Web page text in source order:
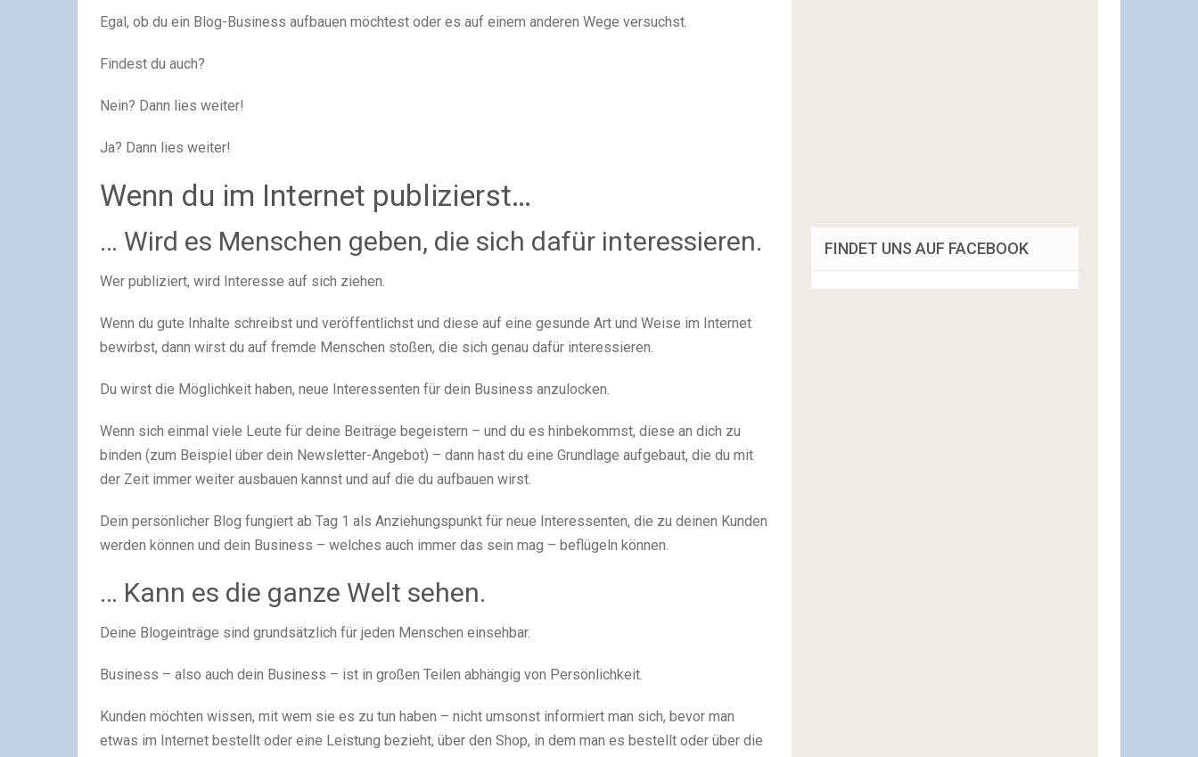
Egal, ob du ein Blog-Business aufbauen möchtest oder es auf einem anderen Wege versuchst.
Findest du auch?
Nein? Dann lies weiter!
Ja? Dann lies weiter!
Wenn du im Internet publizierst…
… Wird es Menschen geben, die sich dafür interessieren.
Wer publiziert, wird Interesse auf sich ziehen.
Wenn du gute Inhalte schreibst und veröffentlichst und diese auf eine gesunde Art und Weise im Internet
bewirbst, dann wirst du auf fremde Menschen stoßen, die sich genau dafür interessieren.
Du wirst die Möglichkeit haben, neue Interessenten für dein Business anzulocken.
Wenn sich einmal viele Leute für deine Beiträge begeistern – und du es hinbekommst, diese an dich zu
binden (zum Beispiel über dein Newsletter-Angebot) – dann hast du eine Grundlage aufgebaut, die du mit
der Zeit immer weiter ausbauen kannst und auf die du aufbauen wirst.
Dein persönlicher Blog fungiert ab Tag 1 als Anziehungspunkt für neue Interessenten, die zu deinen Kunden
werden können und dein Business – welches auch immer das sein mag – beflügeln können.
… Kann es die ganze Welt sehen.
Deine Blogeinträge sind grundsätzlich für jeden Menschen einsehbar.
Business – also auch dein Business – ist in großen Teilen abhängig von Persönlichkeit.
Kunden möchten wissen, mit wem sie es zu tun haben – nicht umsonst informiert man sich, bevor man
etwas im Internet bestellt oder eine Leistung bezieht, über den Shop, in dem man es bestellt oder über die
FINDET UNS AUF FACEBOOK